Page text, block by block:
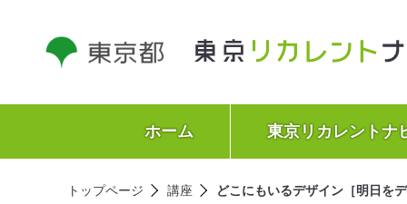
ホーム 東京リカレントナ
トップページ 講座 どこにもいるデザイン［明日を